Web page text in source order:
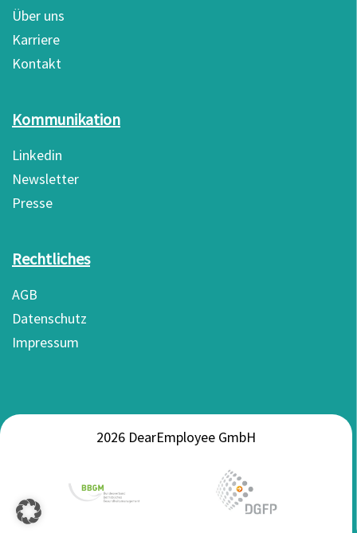
Über uns
Karriere
Kontakt
Kommunikation
Linkedin
Newsletter
Presse
Rechtliches
AGB
Datenschutz
Impressum
2026 DearEmployee GmbH